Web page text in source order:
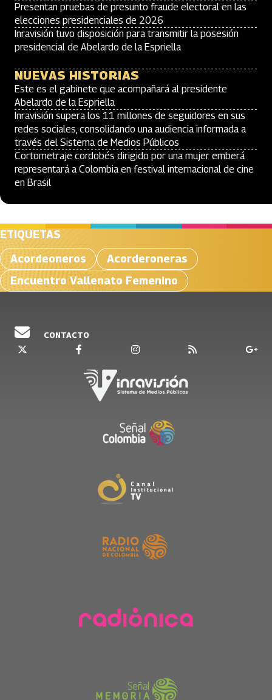
Presentan pruebas de presunto fraude electoral en las
elecciones presidenciales de 2026
Inravisión tuvo disposición para transmitir la posesión
presidencial de Abelardo de la Espriella
NUEVAS HISTORIAS
Este es el gabinete que acompañará al presidente
Abelardo de la Espriella
Inravisión supera los 11 millones de seguidores en sus
redes sociales, consolidando una audiencia informada a
través del Sistema de Medios Públicos
Cortometraje cordobés dirigido por una mujer emberá
representará a Colombia en festival internacional de cine
en Brasil
ETIQUETAS
Acordeoneros
Acorderoneras
Encuentro Vallenato Femenino
CONTACTO